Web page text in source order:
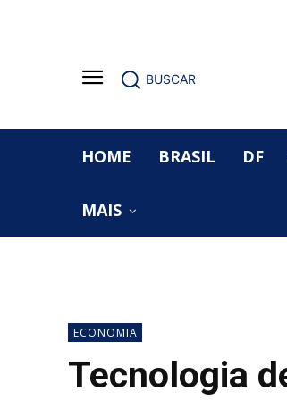
BUSCAR
HOME BRASIL DF
MAIS
ECONOMIA
Tecnologia